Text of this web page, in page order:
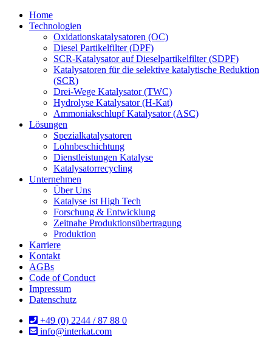
Home
Technologien
Oxidationskatalysatoren (OC)
Diesel Partikelfilter (DPF)
SCR-Katalysator auf Dieselpartikelfilter (SDPF)
Katalysatoren für die selektive katalytische Reduktion
(SCR)
Drei-Wege Katalysator (TWC)
Hydrolyse Katalysator (H-Kat)
Ammoniakschlupf Katalysator (ASC)
Lösungen
Spezialkatalysatoren
Lohnbeschichtung
Dienstleistungen Katalyse
Katalysatorrecycling
Unternehmen
Über Uns
Katalyse ist High Tech
Forschung & Entwicklung
Zeitnahe Produktionsübertragung
Produktion
Karriere
Kontakt
AGBs
Code of Conduct
Impressum
Datenschutz
+49 (0) 2244 / 87 88 0
info@interkat.com